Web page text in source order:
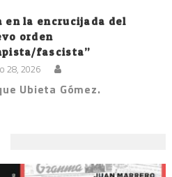
en la encrucijada del
orden
fascista”
28, 2026
Ubieta Gómez.